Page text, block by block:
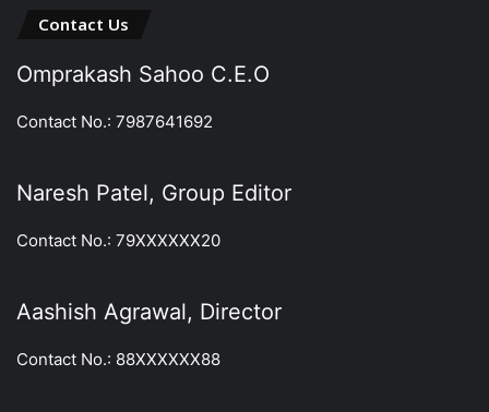
Contact Us
Omprakash Sahoo C.E.O
Contact No.: 7987641692
Naresh Patel, Group Editor
Contact No.: 79XXXXXX20
Aashish Agrawal, Director
Contact No.: 88XXXXXX88